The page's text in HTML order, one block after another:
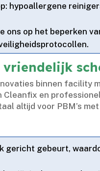
hypoallergene
ons op het beperken
binnen facility
en
altijd voor PBM’s
gericht gebeurt,